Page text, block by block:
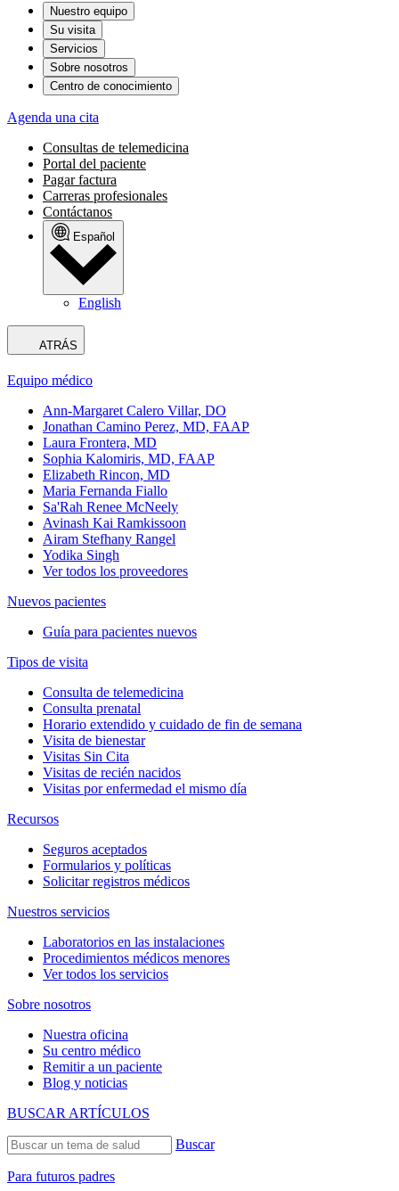
Nuestro equipo
Su visita
Servicios
Sobre nosotros
Centro de conocimiento
Agenda una cita
Consultas de telemedicina
Portal del paciente
Pagar factura
Carreras profesionales
Contáctanos
Español
English
ATRÁS
Equipo médico
Ann-Margaret Calero Villar, DO
Jonathan Camino Perez, MD, FAAP
Laura Frontera, MD
Sophia Kalomiris, MD, FAAP
Elizabeth Rincon, MD
Maria Fernanda Fiallo
Sa'Rah Renee McNeely
Avinash Kai Ramkissoon
Airam Stefhany Rangel
Yodika Singh
Ver todos los proveedores
Nuevos pacientes
Guía para pacientes nuevos
Tipos de visita
Consulta de telemedicina
Consulta prenatal
Horario extendido y cuidado de fin de semana
Visita de bienestar
Visitas Sin Cita
Visitas de recién nacidos
Visitas por enfermedad el mismo día
Recursos
Seguros aceptados
Formularios y políticas
Solicitar registros médicos
Nuestros servicios
Laboratorios en las instalaciones
Procedimientos médicos menores
Ver todos los servicios
Sobre nosotros
Nuestra oficina
Su centro médico
Remitir a un paciente
Blog y noticias
BUSCAR ARTÍCULOS
Buscar
Para futuros padres